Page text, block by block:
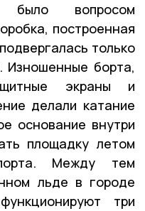
было вопросом
построенная
только
Изношенные борта,
экраны и
делали катание
основание внутри
площадку летом
Между тем
льде в городе
три